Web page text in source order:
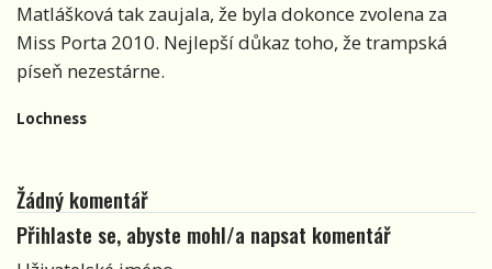
Matlášková tak zaujala, že byla dokonce zvolena za
Miss Porta 2010. Nejlepší důkaz toho, že trampská
píseň nezestárne.
Lochness
Žádný komentář
Přihlaste se, abyste mohl/a napsat komentář